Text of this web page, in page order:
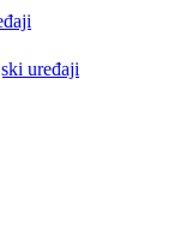
uređaji